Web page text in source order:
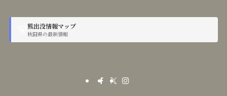
熊出没情報マップ
秋田県の最新情報